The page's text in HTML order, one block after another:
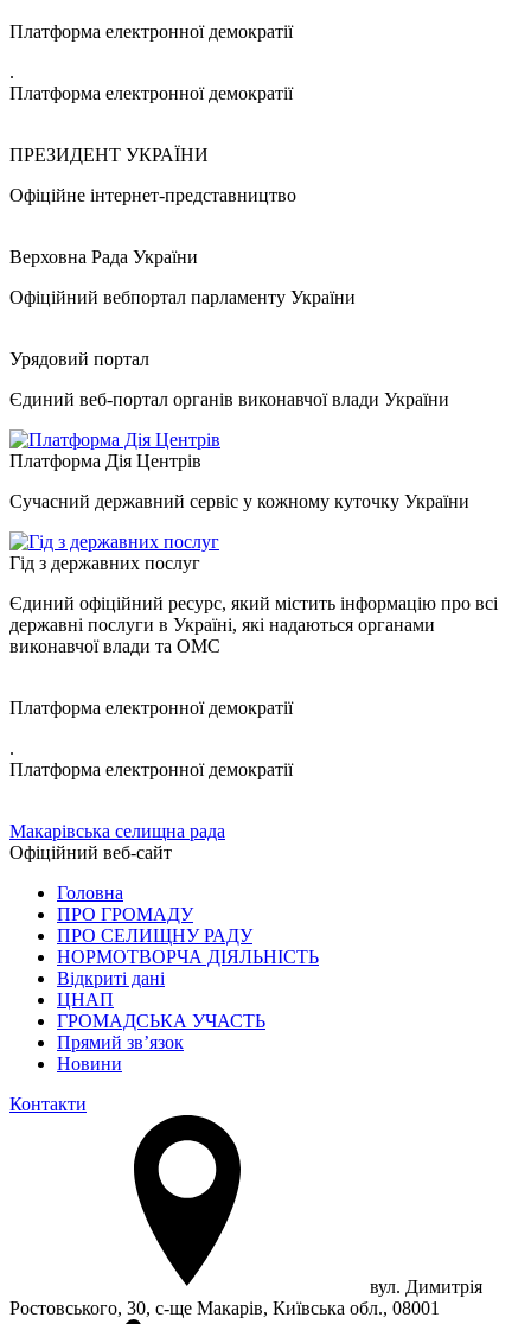
Платформа електронної демократії
.
Платформа електронної демократії
ПРЕЗИДЕНТ УКРАЇНИ
Офіційне інтернет-представництво
Верховна Рада України
Офіційний вебпортал парламенту України
Урядовий портал
Єдиний веб-портал органів виконавчої влади України
Платформа Дія Центрів
Сучасний державний сервіс у кожному куточку України
Гід з державних послуг
Єдиний офіційний ресурс, який містить інформацію про всі
державні послуги в Україні, які надаються органами
виконавчої влади та ОМС
Платформа електронної демократії
.
Платформа електронної демократії
Макарівська селищна рада
Офіційний веб-сайт
Головна
ПРО ГРОМАДУ
ПРО СЕЛИЩНУ РАДУ
НОРМОТВОРЧА ДІЯЛЬНІСТЬ
Відкриті дані
ЦНАП
ГРОМАДСЬКА УЧАСТЬ
Прямий зв’язок
Новини
Контакти
вул. Димитрія
Ростовського, 30, с-ще Макарів, Київська обл., 08001